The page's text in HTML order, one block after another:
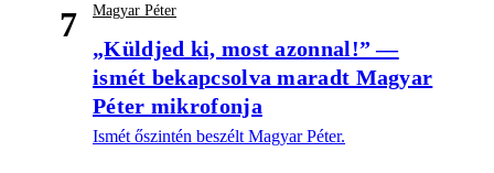
7 Magyar Péter
„Küldjed ki, most azonnal!” —
ismét bekapcsolva maradt Magyar
Péter mikrofonja
Ismét őszintén beszélt Magyar Péter.